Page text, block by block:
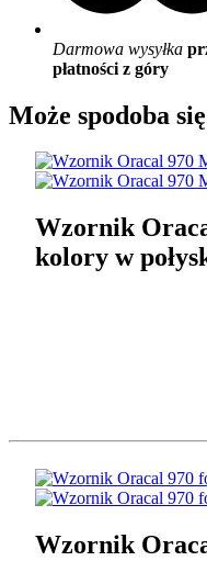
Darmowa wysyłka
płatności z góry
Może spodoba
Wzornik
kolory w
Wzornik